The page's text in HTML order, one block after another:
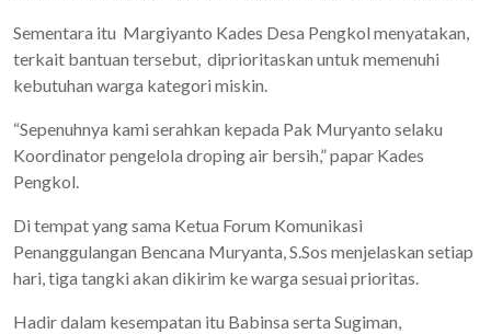
Sementara itu Margiyanto Kades Desa Pengkol menyatakan,
terkait bantuan tersebut, diprioritaskan untuk memenuhi
kebutuhan warga kategori miskin.
“Sepenuhnya kami serahkan kepada Pak Muryanto selaku
Koordinator pengelola droping air bersih,” papar Kades
Pengkol.
Di tempat yang sama Ketua Forum Komunikasi
Penanggulangan Bencana Muryanta, S.Sos menjelaskan setiap
hari, tiga tangki akan dikirim ke warga sesuai prioritas.
Hadir dalam kesempatan itu Babinsa serta Sugiman,